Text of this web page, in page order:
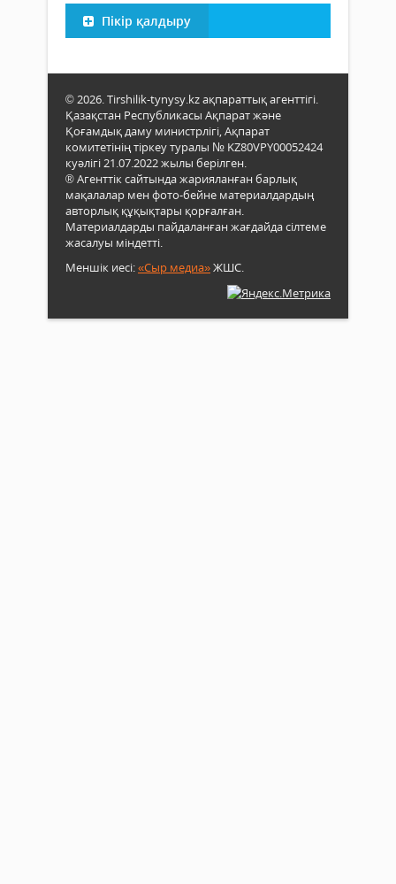
Пікір қалдыру
© 2026. Tirshilik-tynysy.kz ақпараттық агенттігі.
Қазақстан Республикасы Ақпарат және
Қоғамдық даму министрлігі, Ақпарат
комитетінің тіркеу туралы № KZ80VPY00052424
куәлігі 21.07.2022 жылы берілген.
® Агенттік сайтында жарияланған барлық
мақалалар мен фото-бейне материалдардың
авторлық құқықтары қорғалған.
Материалдарды пайдаланған жағдайда сілтеме
жасалуы міндетті.
Меншік иесі:«Сыр медиа»ЖШС.